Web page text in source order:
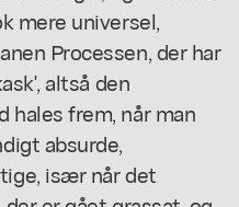
mere universel,
Processen,der har
altså den
hales frem, når man
absurde,
især når det